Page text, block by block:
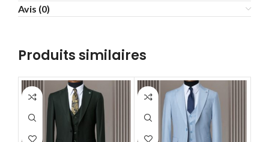
70
Avis (0)
Produits similaires